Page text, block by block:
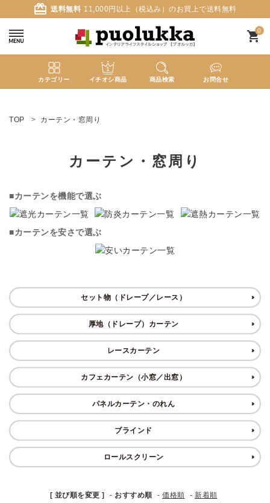
card_giftcard 送料無料 11,000円以上（税込み）のお買上で送料無料
0
shopping_cart
カテゴリー イチオシ商品 商品検索 お問合せ
ようこそ ゲスト 様
新規会員登録
新着商品
ブランド
TOP カーテン・窓周り
カーテン・窓周り
■カーテンを機能で選ぶ
■カーテンを安さで選ぶ
セット物（ドレープ／レース）
厚地（ドレープ）カーテン
レースカーテン
カフェカーテン（小窓／出窓）
パネルカーテン・のれん
ブラインド
ロールスクリーン
[ 並び順を変更 ] - おすすめ順 - 価格順 - 新着順